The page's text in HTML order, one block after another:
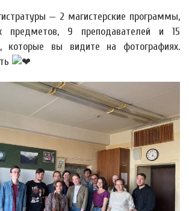
— 2 магистерские программы,
предметов, 9 преподавателей и 15
которые вы видите на фотографиях.